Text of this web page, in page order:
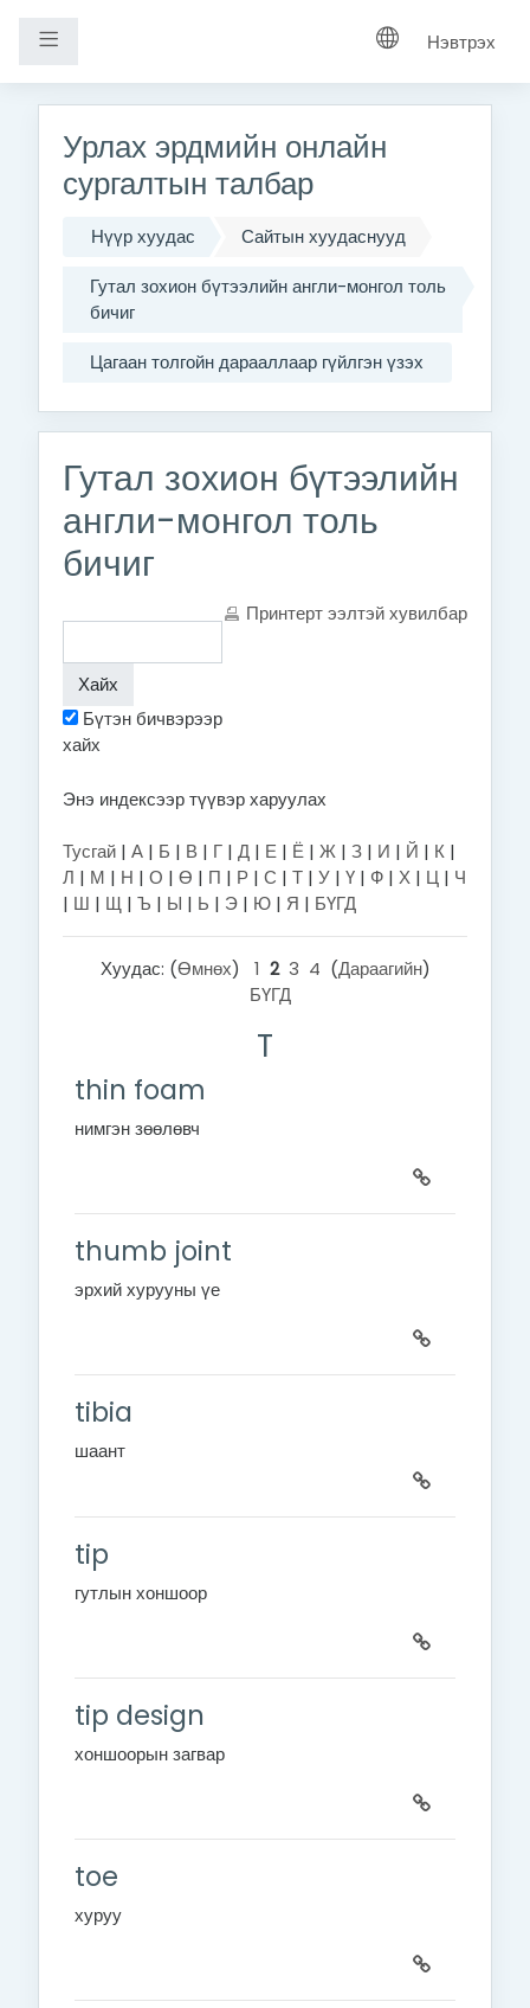
Хажуугийн самбар Нэвтрэх
Урлах эрдмийн онлайн
сургалтын талбар
Нүүр хуудас
Сайтын хуудаснууд
Гутал зохион бүтээлийн англи-монгол толь
бичиг
Цагаан толгойн дарааллаар гүйлгэн үзэх
Гутал зохион бүтээлийн
англи-монгол толь
бичиг
Принтерт ээлтэй хувилбар
Бүтэн бичвэрээр
хайх
Энэ индексээр түүвэр харуулах
Тусгай | А | Б | В | Г | Д | Е | Ё | Ж | З | И | Й | К |
Л | М | Н | О | Ө | П | Р | С | Т | У | Ү | Ф | Х | Ц | Ч
| Ш | Щ | Ъ | Ы | Ь | Э | Ю | Я | БҮГД
Хуудас: (Өмнөх) 1 2 3 4 (Дараагийн)
БҮГД
T
thin foam
нимгэнзөөлөвч
thumb joint
эрхий хурууны үе
tibia
шаант
tip
гутлын хоншоор
tip design
хоншоорын загвар
toe
хуруу